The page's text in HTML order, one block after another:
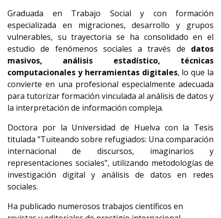
Graduada en Trabajo Social y con formación
especializada en migraciones, desarrollo y grupos
vulnerables, su trayectoria se ha consolidado en el
estudio de fenómenos sociales a través de datos
masivos, análisis estadístico, técnicas
computacionales y herramientas digitales, lo que la
convierte en una profesional especialmente adecuada
para tutorizar formación vinculada al análisis de datos y
la interpretación de información compleja.
Doctora por la Universidad de Huelva con la Tesis
titulada "Tuiteando sobre refugiados: Una comparación
internacional de discursos, imaginarios y
representaciones sociales", utilizando metodologías de
investigación digital y análisis de datos en redes
sociales.
Ha publicado numerosos trabajos científicos en